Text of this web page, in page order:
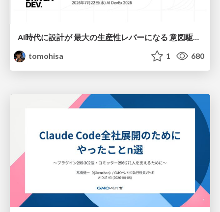
AI時代に設計が 最大の生産性レバーになる 意図駆動開発とデータを消さない設計｜Don't Delete Your Data or Your Intent — Design as the Deepest Lever in the AI Era
tomohisa
1 680